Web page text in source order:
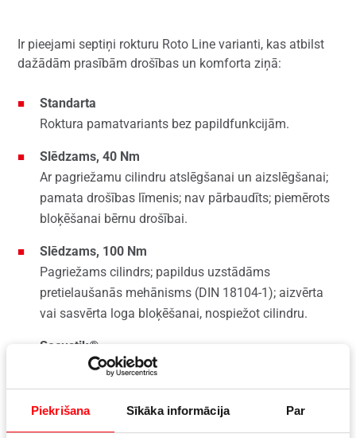
Piekrišana Sīkāka informācija Par
Ir pieejami septiņi rokturu Roto Line varianti, kas atbilst
dažādām prasībām drošības un komforta ziņā:
Standarta
Roktura pamatvariants bez papildfunkcijām.
Slēdzams, 40 Nm
Ar pagriežamu cilindru atslēgšanai un aizslēgšanai;
pamata drošības līmenis; nav pārbaudīts; piemērots
bloķēšanai bērnu drošībai.
Slēdzams, 100 Nm
Pagriežams cilindrs; papildus uzstādāms
pretielaušanās mehānisms (DIN 18104-1); aizvērta
vai sasvērta loga bloķēšanai, nospiežot cilindru.
Secustik®
Neredzama aizsardzība pret atmūķēšanu no ārpuses;
pašfiksējošs bloķēšanas mehānisms; drošības tapa.
Nospiežama poga